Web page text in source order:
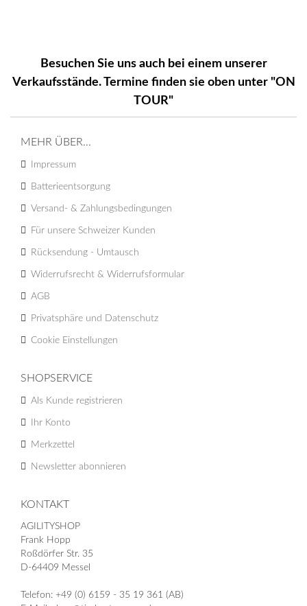
Besuchen Sie uns auch bei einem unserer
Verkaufsstände. Termine finden sie oben unter "ON
TOUR"
MEHR ÜBER...
Impressum
Batterieentsorgung
Versand- & Zahlungsbedingungen
Für unsere Schweizer Kunden
Rücksendung - Umtausch
Widerrufsrecht & Widerrufsformular
AGB
Privatsphäre und Datenschutz
Cookie Einstellungen
SHOPSERVICE
Als Kunde registrieren
Ihr Konto
Merkzettel
Newsletter abonnieren
KONTAKT
AGILITYSHOP
Frank Hopp
Roßdörfer Str. 35
D-64409 Messel
Telefon: +49 (0) 6159 - 35 19 361 (AB)